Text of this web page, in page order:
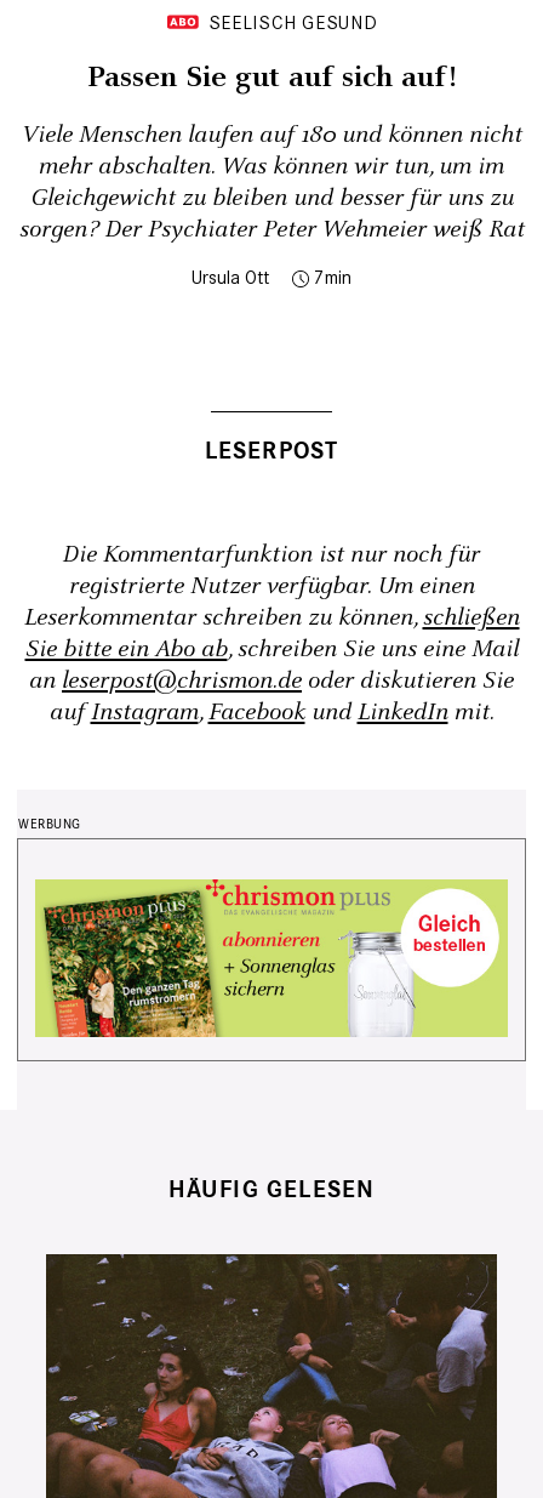
SEELISCH GESUND
Passen Sie gut auf sich auf!
Viele Menschen laufen auf 180 und können nicht
mehr abschalten. Was können wir tun, um im
Gleichgewicht zu bleiben und besser für uns zu
sorgen? Der Psychiater Peter Wehmeier weiß Rat
Ursula Ott 7
Die Kommentarfunktion ist nur noch für
registrierte Nutzer verfügbar. Um einen
Leserkommentar schreiben zu können,schließen
Sie bitte ein Abo ab, schreiben Sie uns eine Mail
an leserpost@chrismon.de oder diskutieren Sie
aufInstagram,FacebookundLinkedInmit.
HÄUFIG GELESEN